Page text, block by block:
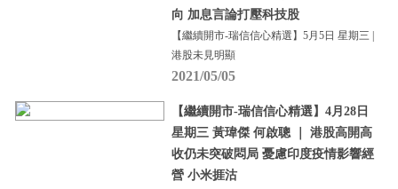
向 加息言論打壓科技股
【繼續開市-瑞信信心精選】5月5日 星期三 |
港股未見明顯
2021/05/05
【繼續開市-瑞信信心精選】4月28日
星期三 黃瑋傑 何啟聰 ｜ 港股高開高
收仍未突破悶局 憂慮印度疫情影響經
營 小米捱沽